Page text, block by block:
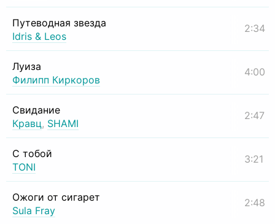
Путеводная звезда
Idris & Leos
2:34
Луиза
Филипп Киркоров
4:00
Свидание
Кравц, SHAMI
2:47
С тобой
TONI
3:21
Ожоги от сигарет
Sula Fray
2:48